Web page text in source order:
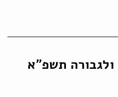
ולגבורה תשפ"א